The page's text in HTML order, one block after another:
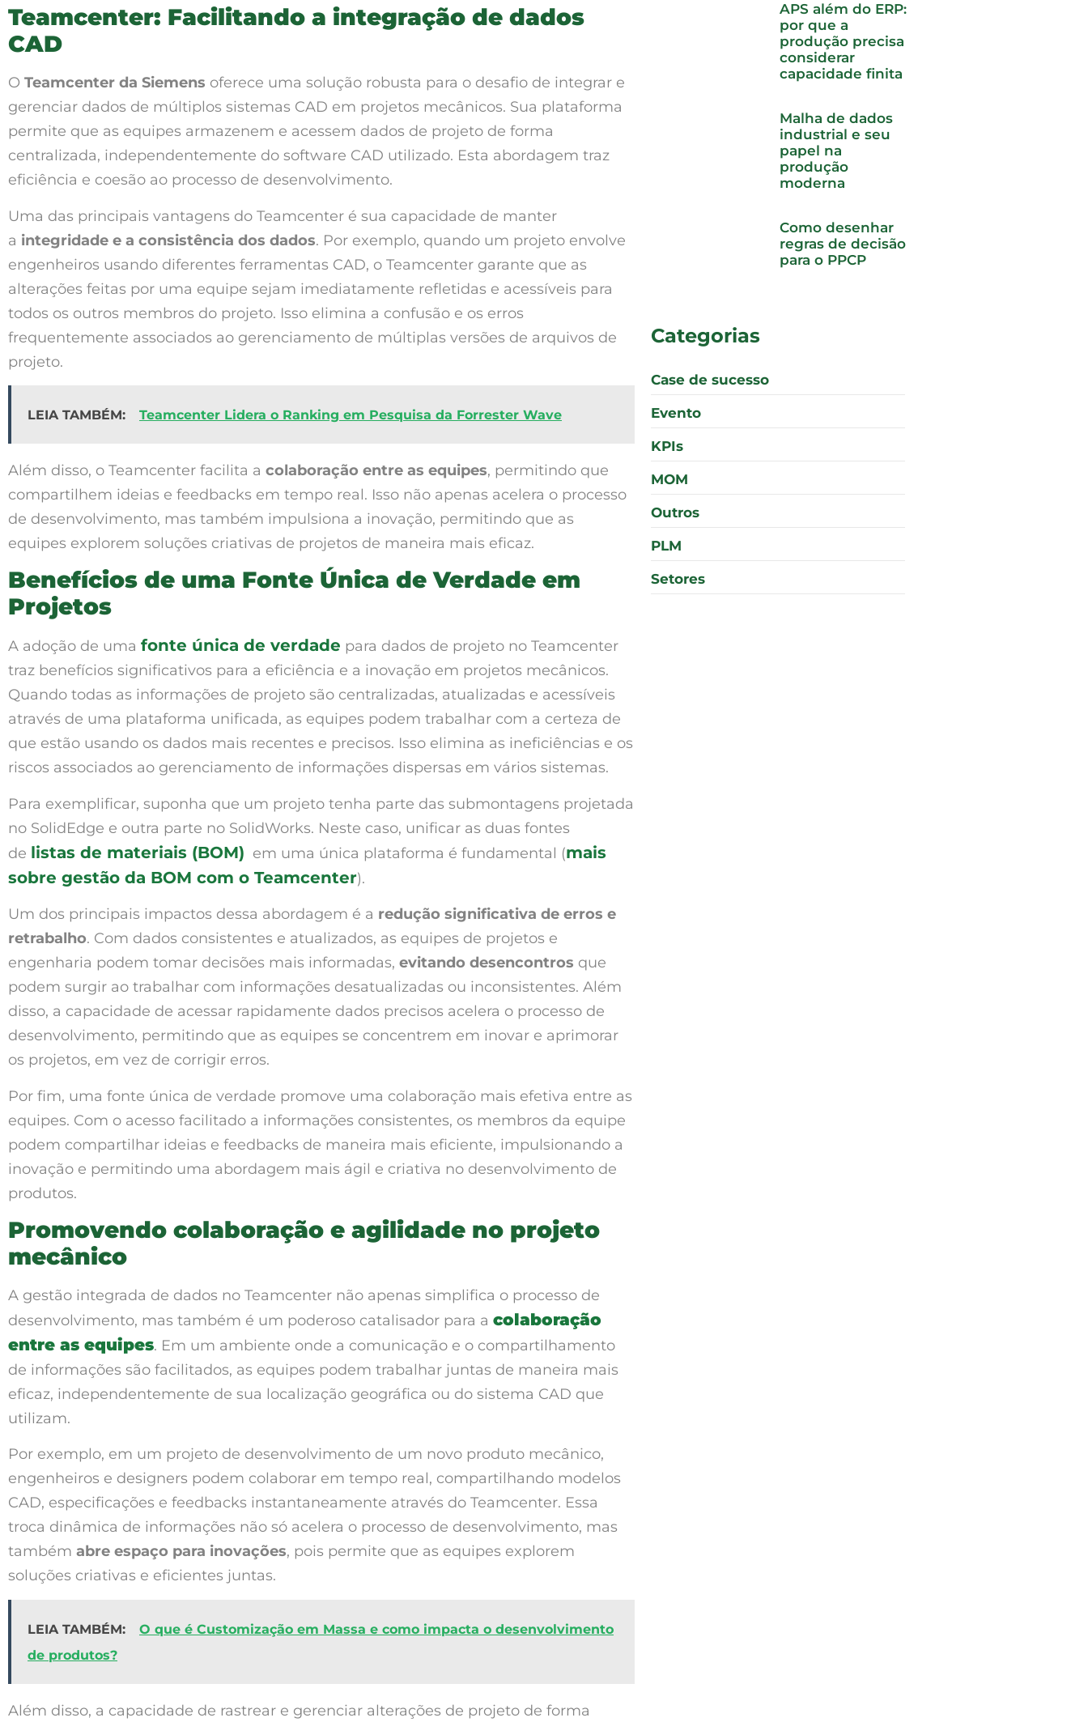
Teamcenter: Facilitando a integração de dados
CAD
O Teamcenter da Siemens oferece uma solução robusta para o desafio de integrar e
gerenciar dados de múltiplos sistemas CAD em projetos mecânicos. Sua plataforma
permite que as equipes armazenem e acessem dados de projeto de forma
centralizada, independentemente do software CAD utilizado. Esta abordagem traz
eficiência e coesão ao processo de desenvolvimento.
Uma das principais vantagens do Teamcenter é sua capacidade de manter
a integridade e a consistência dos dados. Por exemplo, quando um projeto envolve
engenheiros usando diferentes ferramentas CAD, o Teamcenter garante que as
alterações feitas por uma equipe sejam imediatamente refletidas e acessíveis para
todos os outros membros do projeto. Isso elimina a confusão e os erros
frequentemente associados ao gerenciamento de múltiplas versões de arquivos de
projeto.
LEIA TAMBÉM: Teamcenter Lidera o Ranking em Pesquisa da Forrester Wave
Além disso, o Teamcenter facilita a colaboração entre as equipes, permitindo que
compartilhem ideias e feedbacks em tempo real. Isso não apenas acelera o processo
de desenvolvimento, mas também impulsiona a inovação, permitindo que as
equipes explorem soluções criativas de projetos de maneira mais eficaz.
Benefícios de uma Fonte Única de Verdade em
Projetos
A adoção de uma fonte única de verdade para dados de projeto no Teamcenter
traz benefícios significativos para a eficiência e a inovação em projetos mecânicos.
Quando todas as informações de projeto são centralizadas, atualizadas e acessíveis
através de uma plataforma unificada, as equipes podem trabalhar com a certeza de
que estão usando os dados mais recentes e precisos. Isso elimina as ineficiências e os
riscos associados ao gerenciamento de informações dispersas em vários sistemas.
Para exemplificar, suponha que um projeto tenha parte das submontagens projetada
no SolidEdge e outra parte no SolidWorks. Neste caso, unificar as duas fontes
de listas de materiais (BOM) em uma única plataforma é fundamental (mais
sobre gestão da BOM com o Teamcenter).
Um dos principais impactos dessa abordagem é a redução significativa de erros e
retrabalho. Com dados consistentes e atualizados, as equipes de projetos e
engenharia podem tomar decisões mais informadas, evitando desencontros que
podem surgir ao trabalhar com informações desatualizadas ou inconsistentes. Além
disso, a capacidade de acessar rapidamente dados precisos acelera o processo de
desenvolvimento, permitindo que as equipes se concentrem em inovar e aprimorar
os projetos, em vez de corrigir erros.
Por fim, uma fonte única de verdade promove uma colaboração mais efetiva entre as
equipes. Com o acesso facilitado a informações consistentes, os membros da equipe
podem compartilhar ideias e feedbacks de maneira mais eficiente, impulsionando a
inovação e permitindo uma abordagem mais ágil e criativa no desenvolvimento de
produtos.
Promovendo colaboração e agilidade no projeto
mecânico
A gestão integrada de dados no Teamcenter não apenas simplifica o processo de
desenvolvimento, mas também é um poderoso catalisador para a colaboração
entre as equipes. Em um ambiente onde a comunicação e o compartilhamento
de informações são facilitados, as equipes podem trabalhar juntas de maneira mais
eficaz, independentemente de sua localização geográfica ou do sistema CAD que
utilizam.
Por exemplo, em um projeto de desenvolvimento de um novo produto mecânico,
engenheiros e designers podem colaborar em tempo real, compartilhando modelos
CAD, especificações e feedbacks instantaneamente através do Teamcenter. Essa
troca dinâmica de informações não só acelera o processo de desenvolvimento, mas
também abre espaço para inovações, pois permite que as equipes explorem
soluções criativas e eficientes juntas.
LEIA TAMBÉM:
O que é Customização em Massa e como impacta o desenvolvimento
de produtos?
Além disso, a capacidade de rastrear e gerenciar alterações de projeto de forma
APS além do ERP:
por que a
produção precisa
considerar
capacidade finita
Malha de dados
industrial e seu
papel na
produção
moderna
Como desenhar
regras de decisão
para o PPCP
Categorias
Case de sucesso
Evento
KPIs
MOM
Outros
PLM
Setores